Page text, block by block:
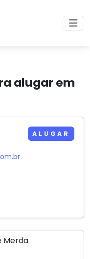
alugar em
ALUGAR